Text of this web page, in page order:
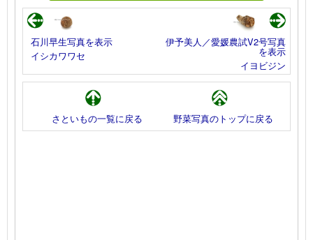
石川早生写真を表示
イシカワワセ
伊予美人／愛媛農試V2号写真
を表示
イヨビジン
さといもの一覧に戻る 野菜写真のトップに戻る